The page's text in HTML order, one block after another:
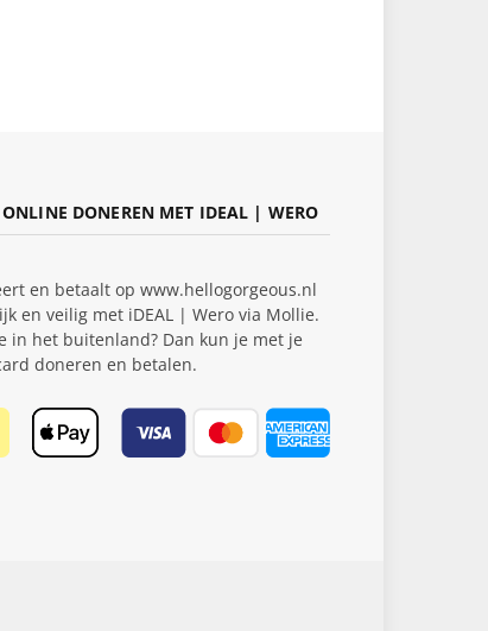
DONEREN MET IDEAL | WERO
en betaalt op www.hellogorgeous.nl
en veilig met iDEAL | Wero via Mollie.
in het buitenland? Dan kun je met je
doneren en betalen.